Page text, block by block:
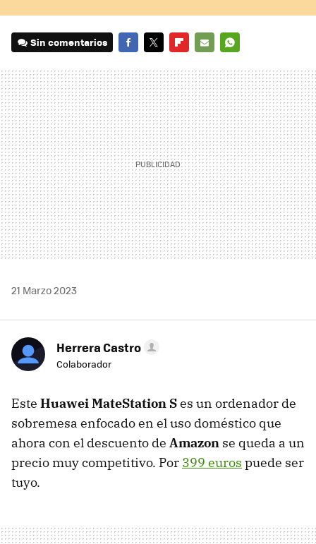
Sin comentarios
MAIL
21 Marzo 2023
Herrera Castro
Colaborador
Este Huawei MateStation Ses un ordenador de
sobremesa enfocado en el uso doméstico que
ahora con el descuento de Amazon se queda a un
precio muy competitivo. Por 399 euros puede ser
tuyo.